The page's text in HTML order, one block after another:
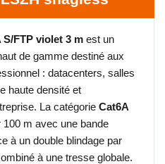
FTP violet 3 m est un
de gamme destiné aux
: datacenters, salles
haute densité et
La catégorie Cat6A
m avec une bande
à un double blindage par
à une tresse globale.